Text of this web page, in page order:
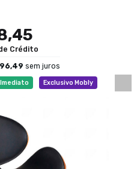
Exclusivo Mobly
Crédito
96,49 sem juros